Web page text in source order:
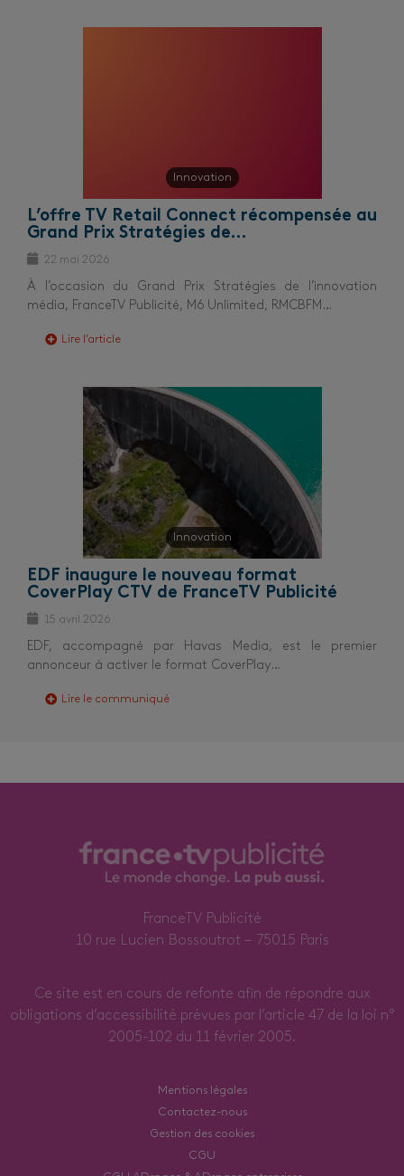
Innovation
L’offre TV Retail Connect récompensée au
Grand Prix Stratégies de…
22 mai 2026
À l’occasion du Grand Prix Stratégies de l’innovation
média, FranceTV Publicité, M6 Unlimited, RMCBFM…
Lire l’article
Innovation
EDF inaugure le nouveau format
CoverPlay CTV de FranceTV Publicité
15 avril 2026
EDF, accompagné par Havas Media, est le premier
annonceur à activer le format CoverPlay…
Lire le communiqué
FranceTV Publicité
10 rue Lucien Bossoutrot – 75015 Paris
Ce site est en cours de refonte afin de répondre aux
obligations d’accessibilité prévues par l’article 47 de la loi n°
2005-102 du 11 février 2005.
Mentions légales
Contactez-nous
Gestion des cookies
CGU